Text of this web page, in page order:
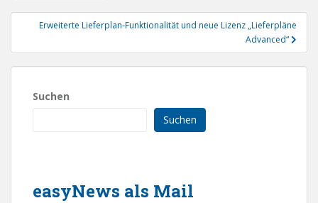
Erweiterte Lieferplan-Funktionalität und neue Lizenz „Lieferpläne
Advanced“
Suchen
Suchen
easyNews als Mail